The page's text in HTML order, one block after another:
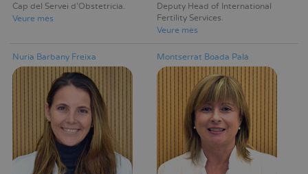
Cap del Servei d'Obstetrícia
Veure mès
Deputy Head of International
Fertility Services
Veure mès
Nuria Barbany Freixa Montserrat Boada Palà